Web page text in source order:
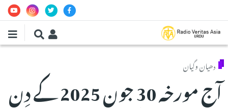
دھیان وگیان
آج مورخہ 30 جون 2025 کے دِن